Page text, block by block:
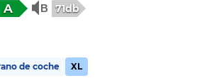
A 71db
de coche XL